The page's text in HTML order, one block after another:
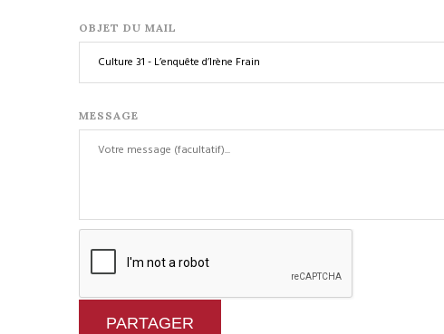
OBJET DU MAIL
MESSAGE
PARTAGER